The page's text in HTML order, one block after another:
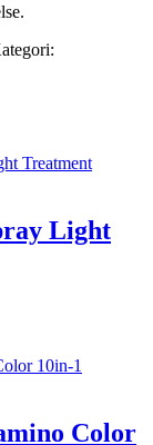
Light
Color